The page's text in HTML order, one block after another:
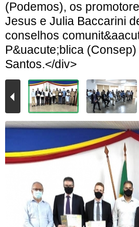
(Podemos), os
Jesus e Julia Baccarini
conselhos
P&uacute;blica
Santos.</div>